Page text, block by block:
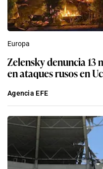
Europa
Zelensky denuncia 13
en ataques rusos en
Agencia EFE